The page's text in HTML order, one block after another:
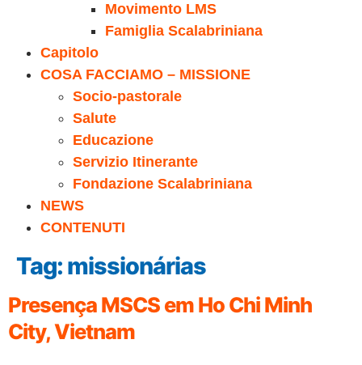
Movimento LMS
Famiglia Scalabriniana
Capitolo
COSA FACCIAMO – MISSIONE
Socio-pastorale
Salute
Educazione
Servizio Itinerante
Fondazione Scalabriniana
NEWS
CONTENUTI
Tag: missionárias
Presença MSCS em Ho Chi Minh
City, Vietnam